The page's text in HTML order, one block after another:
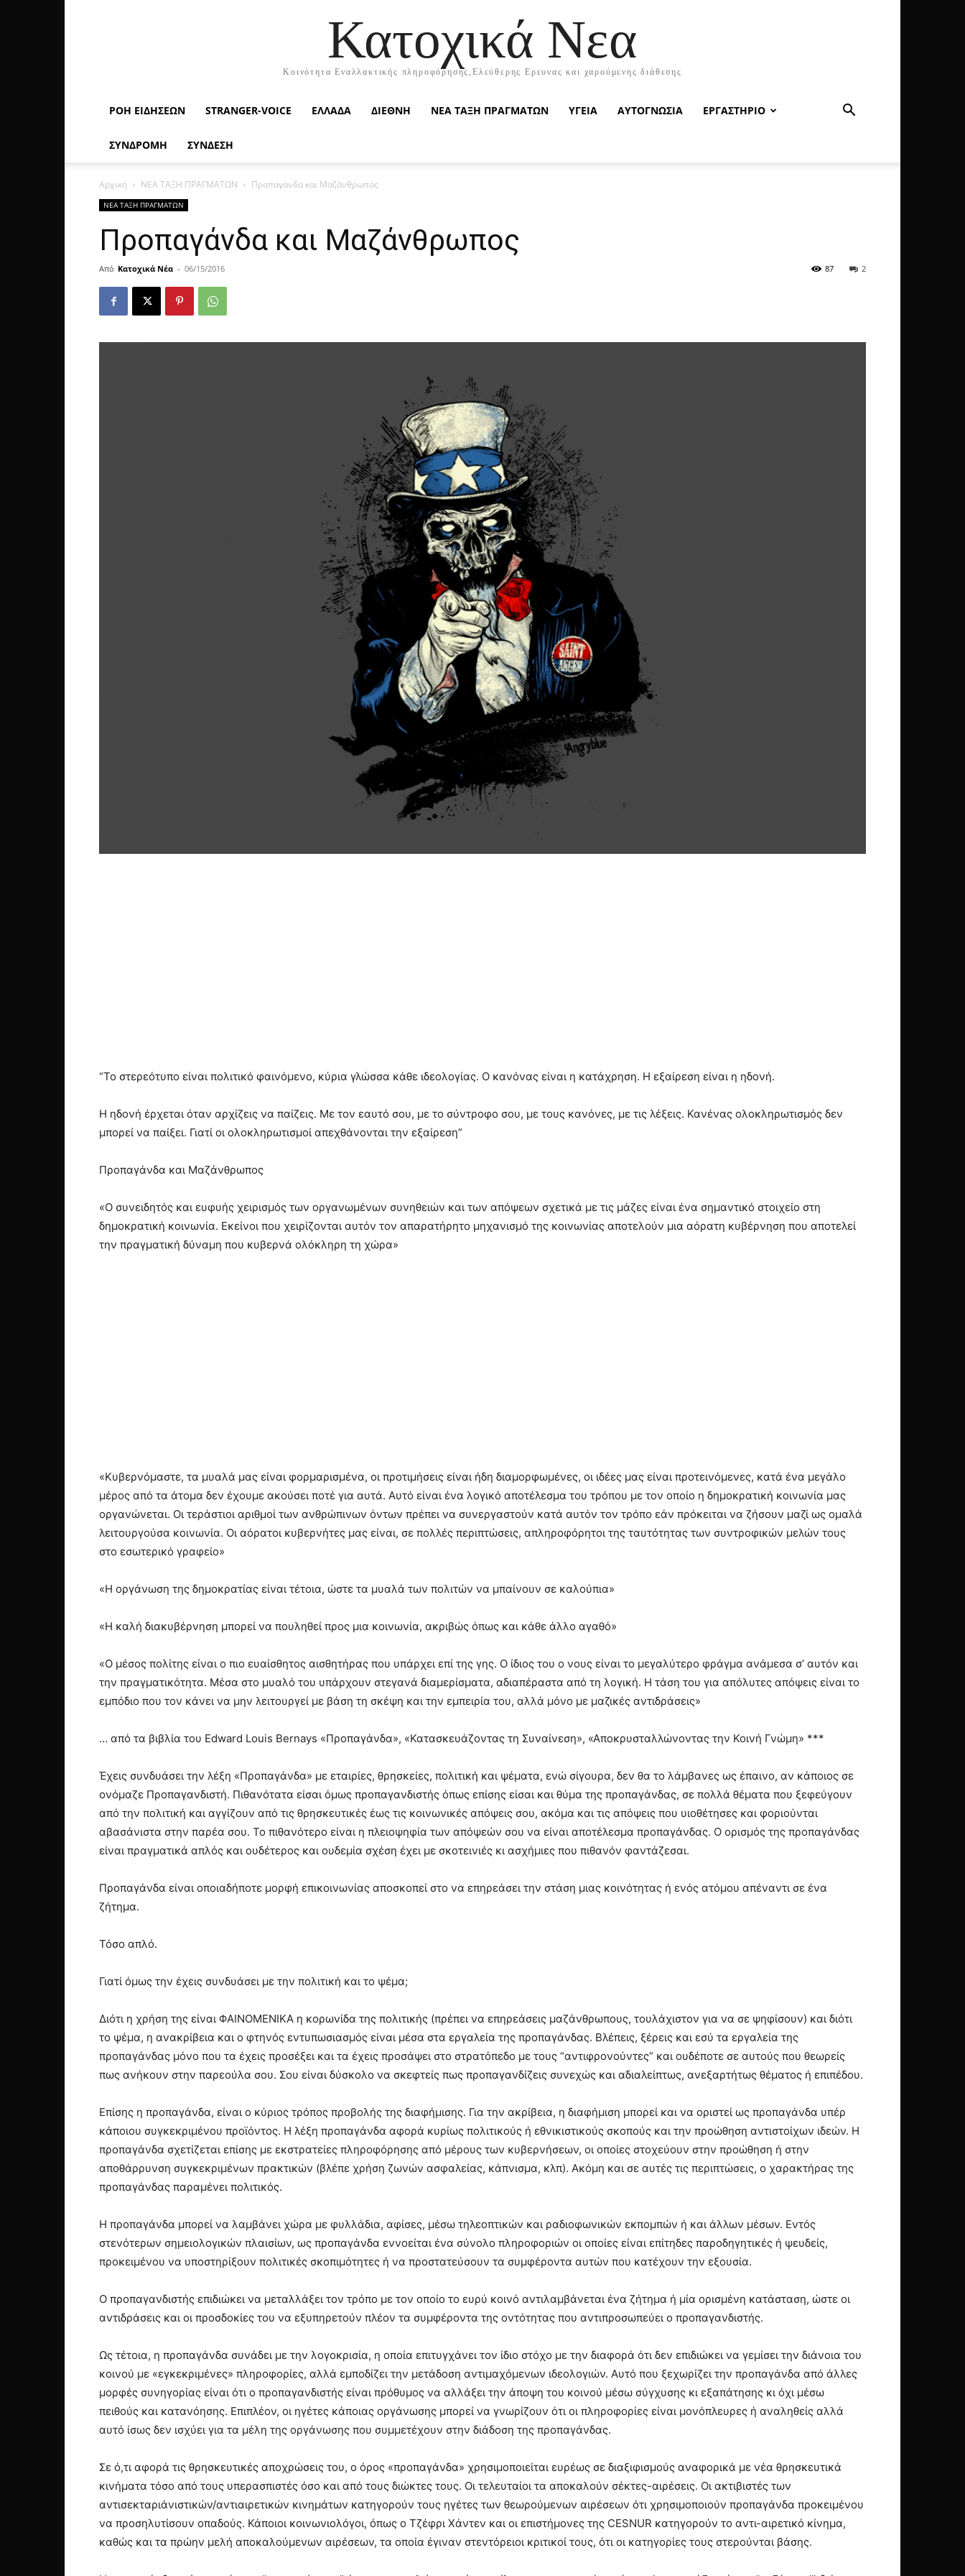
Κατοχικά Νεα
Κοινότητα Εναλλακτικής πληροφόρησης,Ελεύθερης Ερευνας και χαρούμενης διάθεσης
ΡΟΉ ΕΙΔΉΣΕΩΝ STRANGER-VOICE ΕΛΛΑΔΑ ΔΙΕΘΝΗ ΝΕΑ ΤΑΞΗ ΠΡΑΓΜΑΤΩΝ ΥΓΕΙΑ ΑΥΤΟΓΝΩΣΙΑ ΕΡΓΑΣΤΗΡΙΟ
ΣΥΝΔΡΟΜΗ ΣΥΝΔΕΣΗ
Αρχική ΝΕΑ ΤΑΞΗ ΠΡΑΓΜΑΤΩΝ Προπαγάνδα και Μαζάνθρωπος
ΝΕΑ ΤΑΞΗ ΠΡΑΓΜΑΤΩΝ
Προπαγάνδα και Μαζάνθρωπος
Από Κατοχικά Νέα - 06/15/2016 2
87
“Το στερεότυπο είναι πολιτικό φαινόμενο, κύρια γλώσσα κάθε ιδεολογίας. Ο κανόνας είναι η κατάχρηση. Η εξαίρεση είναι η ηδονή.
Η ηδονή έρχεται όταν αρχίζεις να παίζεις. Με τον εαυτό σου, με το σύντροφο σου, με τους κανόνες, με τις λέξεις. Κανένας ολοκληρωτισμός δεν
μπορεί να παίξει. Γιατί οι ολοκληρωτισμοί απεχθάνονται την εξαίρεση”
Προπαγάνδα και Μαζάνθρωπος
«Ο συνειδητός και ευφυής χειρισμός των οργανωμένων συνηθειών και των απόψεων σχετικά με τις μάζες είναι ένα σημαντικό στοιχείο στη
δημοκρατική κοινωνία. Εκείνοι που χειρίζονται αυτόν τον απαρατήρητο μηχανισμό της κοινωνίας αποτελούν μια αόρατη κυβέρνηση που αποτελεί
την πραγματική δύναμη που κυβερνά ολόκληρη τη χώρα»
«Κυβερνόμαστε, τα μυαλά μας είναι φορμαρισμένα, οι προτιμήσεις είναι ήδη διαμορφωμένες, οι ιδέες μας είναι προτεινόμενες, κατά ένα μεγάλο
μέρος από τα άτομα δεν έχουμε ακούσει ποτέ για αυτά. Αυτό είναι ένα λογικό αποτέλεσμα του τρόπου με τον οποίο η δημοκρατική κοινωνία μας
οργανώνεται. Οι τεράστιοι αριθμοί των ανθρώπινων όντων πρέπει να συνεργαστούν κατά αυτόν τον τρόπο εάν πρόκειται να ζήσουν μαζί ως ομαλά
λειτουργούσα κοινωνία. Οι αόρατοι κυβερνήτες μας είναι, σε πολλές περιπτώσεις, απληροφόρητοι της ταυτότητας των συντροφικών μελών τους
στο εσωτερικό γραφείο»
«Η οργάνωση της δημοκρατίας είναι τέτοια, ώστε τα μυαλά των πολιτών να μπαίνουν σε καλούπια»
«Η καλή διακυβέρνηση μπορεί να πουληθεί προς μια κοινωνία, ακριβώς όπως και κάθε άλλο αγαθό»
«Ο μέσος πολίτης είναι ο πιο ευαίσθητος αισθητήρας που υπάρχει επί της γης. Ο ίδιος του ο νους είναι το μεγαλύτερο φράγμα ανάμεσα σ’ αυτόν και
την πραγματικότητα. Μέσα στο μυαλό του υπάρχουν στεγανά διαμερίσματα, αδιαπέραστα από τη λογική. Η τάση του για απόλυτες απόψεις είναι το
εμπόδιο που τον κάνει να μην λειτουργεί με βάση τη σκέψη και την εμπειρία του, αλλά μόνο με μαζικές αντιδράσεις»
… από τα βιβλία του Edward Louis Bernays «Προπαγάνδα», «Κατασκευάζοντας τη Συναίνεση», «Αποκρυσταλλώνοντας την Κοινή Γνώμη» ***
Έχεις συνδυάσει την λέξη «Προπαγάνδα» με εταιρίες, θρησκείες, πολιτική και ψέματα, ενώ σίγουρα, δεν θα το λάμβανες ως έπαινο, αν κάποιος σε
ονόμαζε Προπαγανδιστή. Πιθανότατα είσαι όμως προπαγανδιστής όπως επίσης είσαι και θύμα της προπαγάνδας, σε πολλά θέματα που ξεφεύγουν
από την πολιτική και αγγίζουν από τις θρησκευτικές έως τις κοινωνικές απόψεις σου, ακόμα και τις απόψεις που υιοθέτησες και φοριούνται
αβασάνιστα στην παρέα σου. Το πιθανότερο είναι η πλειοψηφία των απόψεών σου να είναι αποτέλεσμα προπαγάνδας. Ο ορισμός της προπαγάνδας
είναι πραγματικά απλός και ουδέτερος και ουδεμία σχέση έχει με σκοτεινιές κι ασχήμιες που πιθανόν φαντάζεσαι.
Προπαγάνδα είναι οποιαδήποτε μορφή επικοινωνίας αποσκοπεί στο να επηρεάσει την στάση μιας κοινότητας ή ενός ατόμου απέναντι σε ένα
ζήτημα.
Τόσο απλό.
Γιατί όμως την έχεις συνδυάσει με την πολιτική και το ψέμα;
Διότι η χρήση της είναι ΦΑΙΝΟΜΕΝΙΚΑ η κορωνίδα της πολιτικής (πρέπει να επηρεάσεις μαζάνθρωπους, τουλάχιστον για να σε ψηφίσουν) και διότι
το ψέμα, η ανακρίβεια και ο φτηνός εντυπωσιασμός είναι μέσα στα εργαλεία της προπαγάνδας. Βλέπεις, ξέρεις και εσύ τα εργαλεία της
προπαγάνδας μόνο που τα έχεις προσέξει και τα έχεις προσάψει στο στρατόπεδο με τους “αντιφρονούντες” και ουδέποτε σε αυτούς που θεωρείς
πως ανήκουν στην παρεούλα σου. Σου είναι δύσκολο να σκεφτείς πως προπαγανδίζεις συνεχώς και αδιαλείπτως, ανεξαρτήτως θέματος ή επιπέδου.
Επίσης η προπαγάνδα, είναι ο κύριος τρόπος προβολής της διαφήμισης. Για την ακρίβεια, η διαφήμιση μπορεί και να οριστεί ως προπαγάνδα υπέρ
κάποιου συγκεκριμένου προϊόντος. Η λέξη προπαγάνδα αφορά κυρίως πολιτικούς ή εθνικιστικούς σκοπούς και την προώθηση αντιστοίχων ιδεών. Η
προπαγάνδα σχετίζεται επίσης με εκστρατείες πληροφόρησης από μέρους των κυβερνήσεων, οι οποίες στοχεύουν στην προώθηση ή στην
αποθάρρυνση συγκεκριμένων πρακτικών (βλέπε χρήση ζωνών ασφαλείας, κάπνισμα, κλπ). Ακόμη και σε αυτές τις περιπτώσεις, ο χαρακτήρας της
προπαγάνδας παραμένει πολιτικός.
Η προπαγάνδα μπορεί να λαμβάνει χώρα με φυλλάδια, αφίσες, μέσω τηλεοπτικών και ραδιοφωνικών εκπομπών ή και άλλων μέσων. Εντός
στενότερων σημειολογικών πλαισίων, ως προπαγάνδα εννοείται ένα σύνολο πληροφοριών οι οποίες είναι επίτηδες παροδηγητικές ή ψευδείς,
προκειμένου να υποστηρίξουν πολιτικές σκοπιμότητες ή να προστατεύσουν τα συμφέροντα αυτών που κατέχουν την εξουσία.
Ο προπαγανδιστής επιδιώκει να μεταλλάξει τον τρόπο με τον οποίο το ευρύ κοινό αντιλαμβάνεται ένα ζήτημα ή μία ορισμένη κατάσταση, ώστε οι
αντιδράσεις και οι προσδοκίες του να εξυπηρετούν πλέον τα συμφέροντα της οντότητας που αντιπροσωπεύει ο προπαγανδιστής.
Ως τέτοια, η προπαγάνδα συνάδει με την λογοκρισία, η οποία επιτυγχάνει τον ίδιο στόχο με την διαφορά ότι δεν επιδιώκει να γεμίσει την διάνοια του
κοινού με «εγκεκριμένες» πληροφορίες, αλλά εμποδίζει την μετάδοση αντιμαχόμενων ιδεολογιών. Αυτό που ξεχωρίζει την προπαγάνδα από άλλες
μορφές συνηγορίας είναι ότι ο προπαγανδιστής είναι πρόθυμος να αλλάξει την άποψη του κοινού μέσω σύγχυσης κι εξαπάτησης κι όχι μέσω
πειθούς και κατανόησης. Επιπλέον, οι ηγέτες κάποιας οργάνωσης μπορεί να γνωρίζουν ότι οι πληροφορίες είναι μονόπλευρες ή αναληθείς αλλά
αυτό ίσως δεν ισχύει για τα μέλη της οργάνωσης που συμμετέχουν στην διάδοση της προπαγάνδας.
Σε ό,τι αφορά τις θρησκευτικές αποχρώσεις του, ο όρος «προπαγάνδα» χρησιμοποιείται ευρέως σε διαξιφισμούς αναφορικά με νέα θρησκευτικά
κινήματα τόσο από τους υπερασπιστές όσο και από τους διώκτες τους. Οι τελευταίοι τα αποκαλούν σέκτες-αιρέσεις. Οι ακτιβιστές των
αντισεκταριάνιστικών/αντιαιρετικών κινημάτων κατηγορούν τους ηγέτες των θεωρούμενων αιρέσεων ότι χρησιμοποιούν προπαγάνδα προκειμένου
να προσηλυτίσουν οπαδούς. Κάποιοι κοινωνιολόγοι, όπως ο Τζέφρι Χάντεν και οι επιστήμονες της CESNUR κατηγορούν το αντι-αιρετικό κίνημα,
καθώς και τα πρώην μελή αποκαλούμενων αιρέσεων, τα οποία έγιναν στεντόρειοι κριτικοί τους, ότι οι κατηγορίες τους στερούνται βάσης.